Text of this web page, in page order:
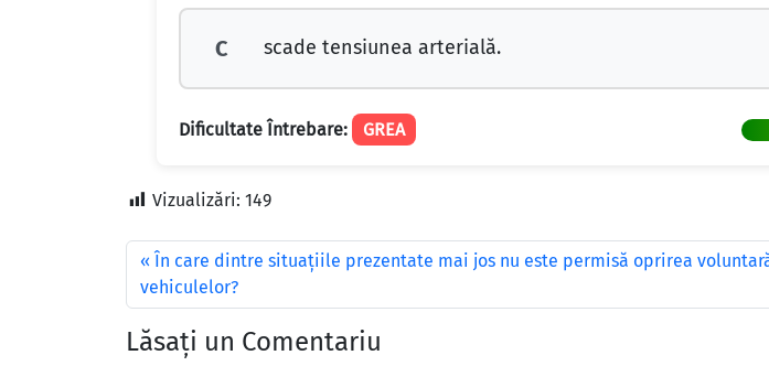
C scade tensiunea arterială.
Dificultate Întrebare: GREA
Vizualizări: 149
În care dintre situaţiile prezentate mai jos nu este permisă oprirea
vehiculelor?
Lăsați un Comentariu